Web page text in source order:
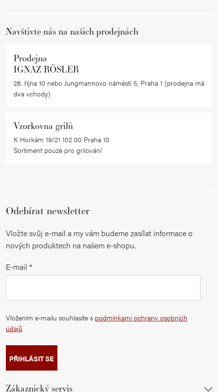
r
u
Navštivte nás na našich prodejnách
Prodejna
IGNAZ RÖSLER
28. října 10 nebo Jungmannovo náměstí 5, Praha 1 (prodejna má
dva vchody)
Vzorkovna grilů
K Horkám 19/21 102 00 Praha 10
Sortiment pouze pro grilování
Odebírat newsletter
Vložte svůj e-mail a my vám budeme zasílat informace o
nových produktech na našem e-shopu.
E-mail
Vložením e-mailu souhlasíte s podmínkami ochrany osobních
údajů
PŘIHLÁSIT SE
Zákaznický servis